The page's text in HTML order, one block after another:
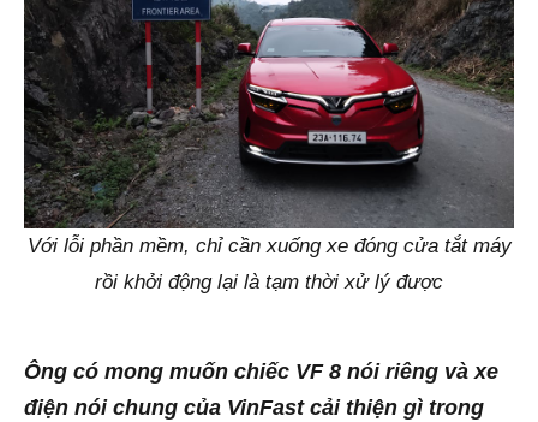
Với lỗi phần mềm, chỉ cần xuống xe đóng cửa tắt máy
rồi khởi động lại là tạm thời xử lý được
Ông có mong muốn chiếc VF 8 nói riêng và xe
điện nói chung của VinFast cải thiện gì trong